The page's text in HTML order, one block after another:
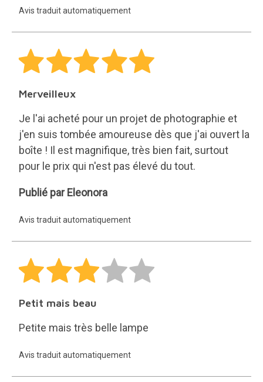
Basterrechea
Avis traduit automatiquement
Merveilleux
Je l'ai acheté pour un projet de photographie et
j'en suis tombée amoureuse dès que j'ai ouvert la
boîte ! Il est magnifique, très bien fait, surtout
pour le prix qui n'est pas élevé du tout.
Eleonora
Publié par Eleonora
Avis traduit automatiquement
Petit mais beau
Petite mais très belle lampe
Avis traduit automatiquement